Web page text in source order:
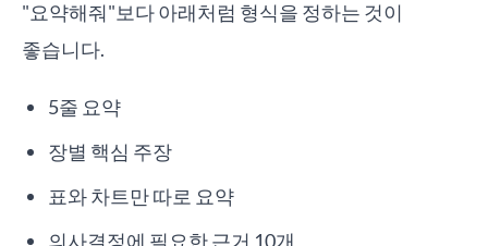
"요약해줘"보다 아래처럼 형식을 정하는 것이
좋습니다.
5줄 요약
장별 핵심 주장
표와 차트만 따로 요약
의사결정에 필요한 근거 10개